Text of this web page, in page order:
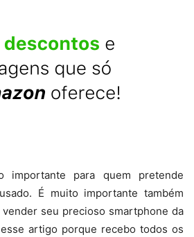
importante para quem pretende
É muito importante também
seu precioso smartphone da
artigo porque recebo todos os